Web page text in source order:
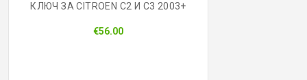
КЛЮЧ ЗА CITROEN C2 И C3 2003+
€56.00